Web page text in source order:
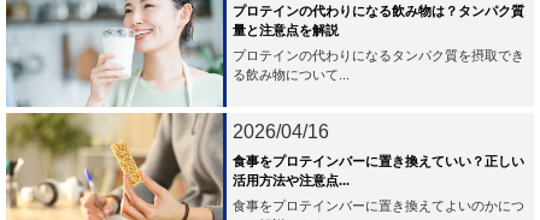
プロテインの代わりになる飲み物は？タンパク質
量と注意点を解説
プロテインの代わりになるタンパク質を摂取でき
る飲み物について...
2026/04/16
食事をプロテインバーに置き換えていい？正しい
活用方法や注意点...
食事をプロテインバーに置き換えてよいのかにつ